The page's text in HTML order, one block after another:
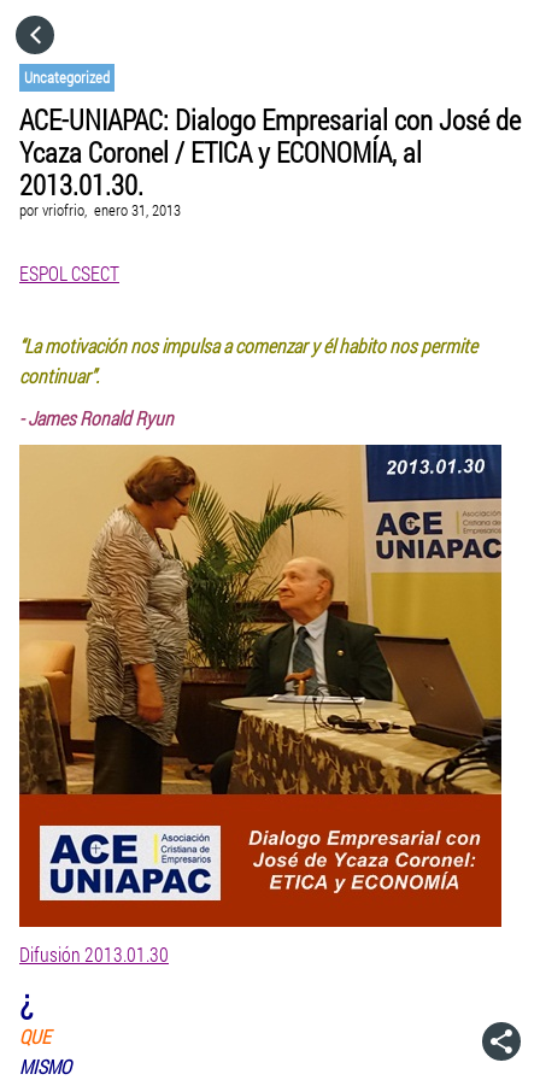
Uncategorized
ACE-UNIAPAC: Dialogo Empresarial con José de
Ycaza Coronel / ETICA y ECONOMÍA, al
2013.01.30.
porvriofrio, enero 31, 2013
ESPOL CSECT
“La motivación nos impulsa a comenzar y él habito nos permite
continuar”.
- James Ronald Ryun
Difusión 2013.01.30
¿
QUE
MISMO
CATEGORÍAS